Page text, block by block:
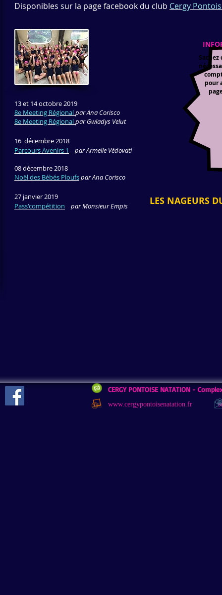
Disponibles sur la page facebook du club Cergy
MMm
13 et 14 octobre 2019
8e Meeting Régionalpar Ana Corisco
8e Meeting Régionalpar Gwladys Velut
16 décembre 2018
Parcours Avenirs 1
par Armelle Védovati
08 décembre 2018
Noël des Bébés Ploufspar Ana Corisco
27 janvier 2019
Pass'compétition
par Monsieur Empis
pour
LES NAGEURS
Maxime DINO
CERGY PONTOISE NATATION -
www.cergypontoisenatation.fr